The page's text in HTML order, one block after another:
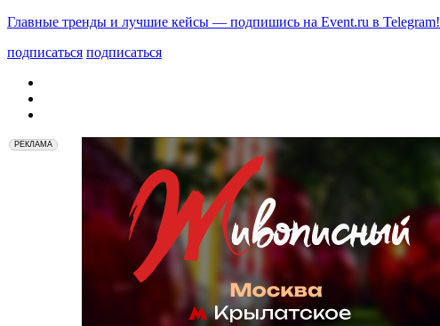
Главные тренды и лучшие кейсы — подпишись на Event.ru в Telegram!
подписаться подписаться
РЕКЛАМА